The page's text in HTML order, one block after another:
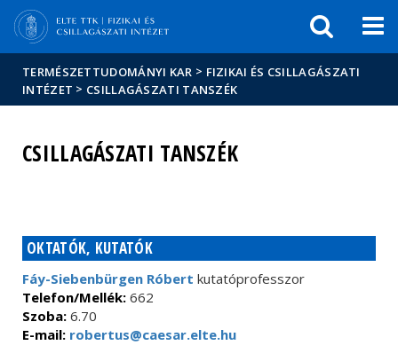
Események
sajtóban
TERMÉSZETTUDOMÁNYI KAR > FIZIKAI ÉS CSILLAGÁSZATI
INTÉZET > CSILLAGÁSZATI TANSZÉK
CSILLAGÁSZATI TANSZÉK
OKTATÓK, KUTATÓK
Fáy-Siebenbürgen Róbert kutatóprofesszor
Telefon/Mellék: 662
Szoba: 6.70
E-mail: robertus@caesar.elte.hu